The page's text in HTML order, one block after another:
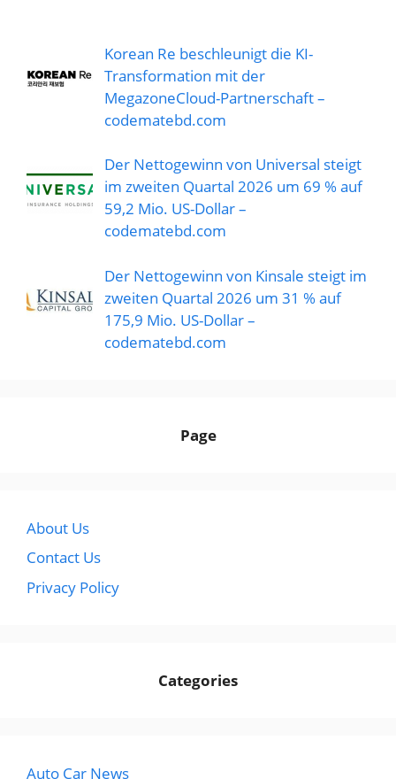
Korean Re beschleunigt die KI-
Transformation mit der
MegazoneCloud-Partnerschaft –
codematebd.com
Der Nettogewinn von Universal steigt
im zweiten Quartal 2026 um 69 % auf
59,2 Mio. US-Dollar –
codematebd.com
Der Nettogewinn von Kinsale steigt im
zweiten Quartal 2026 um 31 % auf
175,9 Mio. US-Dollar –
codematebd.com
Page
About Us
Contact Us
Privacy Policy
Categories
Auto Car News